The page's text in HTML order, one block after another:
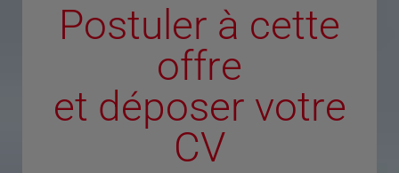
Postuler à cette
offre
et déposer votre
CV